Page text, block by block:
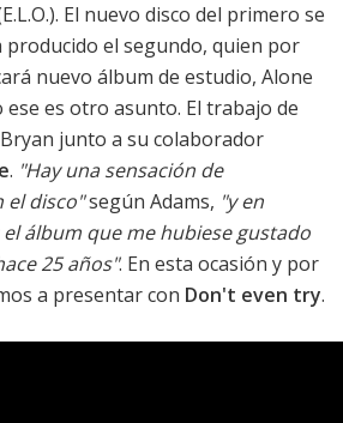
El nuevo disco del primero se
producido el segundo, quien por
nuevo álbum de estudio, Alone
ese es otro asunto. El trabajo de
junto a su colaborador
. "Hay una sensación de
el disco"según Adams, "y en
álbum que me hubiese gustado
25 años". En esta ocasión y por
a presentar con Don't even try.